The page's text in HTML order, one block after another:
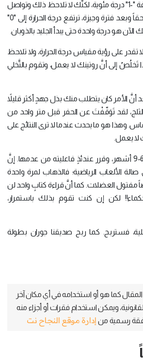
وفجأة، تصبح حرارة الغرفة "-1" درجة مئوية، لكنَّك لا تلاحظ ذلك وتواصل
القيام بروتينك هذا. ولاحقاً وبعد فترة وجيزة، ترتفع درجة الحرارة إلى "0"
الآن هو درجة واحدة حتى يبدأ الجليد بالذوبان.
على رؤية مقياس درجة الحرارة، ولا تلاحظ
لذا تَخلُصُ إلى أنَّ روتينك لا يعمل، وتقوم بالتَّخلي
أنَّ الأمر كان يتطلب منك بذل جهدٍ أكثر قليلاً
لقد تَوَقّفْتَ عن الحفر قبل متر واحد من
وهذا هو ما يحدث عندما لا ترى النتائج على
لا يعمل.
تمسك بروتينك لمدة 6-9 أشهر، وقرر عندئذٍ فاعليته من عدمها. إنَّ
الألعاب الرياضية؛ فالذهاب لمرة واحدة
العضلات. كما أنَّ قراءة كتابٍ واحد لن
لكن إن كنت تقوم بذلك باستمرار،
فستربح. كما ربح صديقنا جوران بطولة
كما هو أو استخدامه في أي مكان آخر
ويمكن استخدام فقرات أو أجزاء منه
رسمية من إدارة موقع النجاح نت